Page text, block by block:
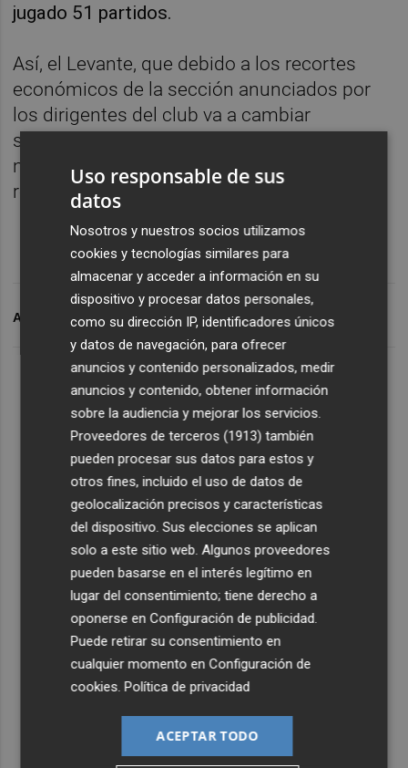
jugado 51 partidos.
Así, el Levante, que debido a los recortes
económicos de la sección anunciados por
los dirigentes del club va a cambiar
significativamente su plantilla, tiene fijado el
nombre de María Molina como uno de los
refuerzos del próximo curso
ARCHIVADO EN LEVANTE UD PLAZA GRANOTA
Uso responsable de sus
datos
Nosotros y nuestros socios utilizamos
cookies y tecnologías similares para
almacenar y acceder a información en su
dispositivo y procesar datos personales,
como su dirección IP, identificadores únicos
y datos de navegación, para ofrecer
anuncios y contenido personalizados, medir
anuncios y contenido, obtener información
sobre la audiencia y mejorar los servicios.
Proveedores de terceros (1913) también
pueden procesar sus datos para estos y
otros fines, incluido el uso de datos de
geolocalización precisos y características
del dispositivo. Sus elecciones se aplican
solo a este sitio web. Algunos proveedores
pueden basarse en el interés legítimo en
lugar del consentimiento; tiene derecho a
oponerse enConfiguración de publicidad.
Puede retirar su consentimiento en
cualquier momento enConfiguración de
cookies.Política de privacidad
ACEPTAR TODO